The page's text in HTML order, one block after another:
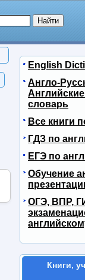
English
Англо-
словарь
Все книги
ГДЗ по
ЕГЭ по
Обучение
ОГЭ, ВПР,
Книги,